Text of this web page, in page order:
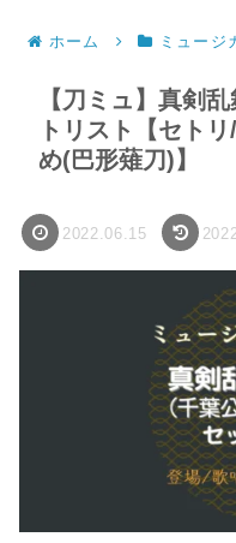
ホーム ミュージ
【刀ミュ】真剣
トリスト【セト
め(巴形薙刀)】
2022.06.15